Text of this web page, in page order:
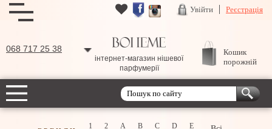
Увійти Реєстрація
068 717 25 38
інтернет-магазин нішевої
парфумерії
Кошик
порожній
1 2 A B C D E